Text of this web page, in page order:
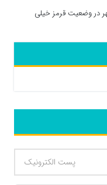
۵۰ درصد شهرستان‌های استان بوشهر در وضعیت قرمز خیلی